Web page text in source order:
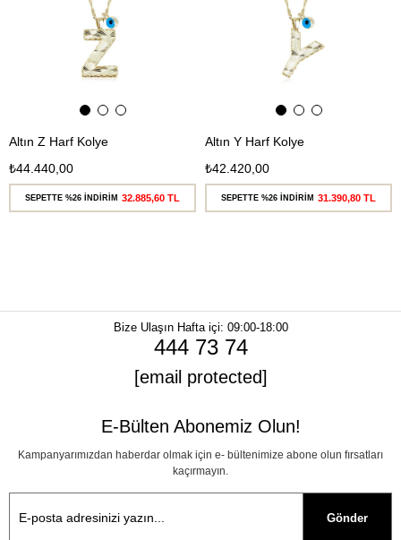
Altın Z Harf Kolye
₺44.440,00
SEPETTE %26 İNDİRİM 32.885,60 TL
Altın Y Harf Kolye
₺42.420,00
SEPETTE %26 İNDİRİM 31.390,80 TL
Bize Ulaşın
444 73 74
[email protected]
Hafta içi: 09:00-18:00
E-Bülten Abonemiz Olun!
Kampanyarımızdan haberdar olmak için e- bültenimize abone olun fırsatları
kaçırmayın.
Gönder